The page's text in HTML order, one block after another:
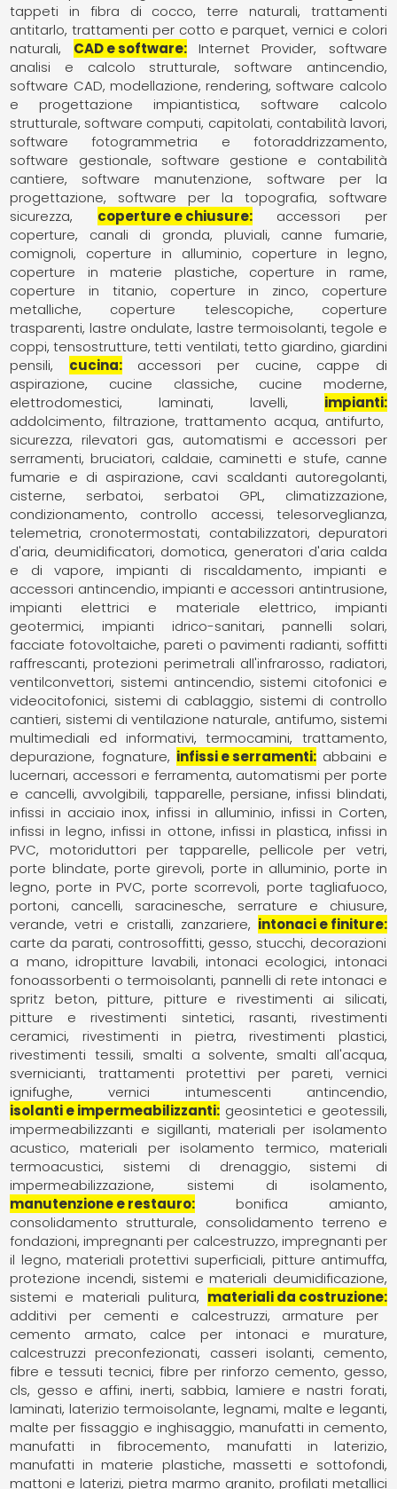
tappeti in fibra di cocco
terre naturali
trattamenti
antitarlo trattamenti per cotto e parquet vernici e colori
naturali
CAD e software Internet Provider
software
analisi e calcolo strutturale
software antincendio
software CAD, modellazione, rendering software calcolo
e progettazione impiantistica
software calcolo
strutturale software computi, capitolati, contabilità lavori
software fotogrammetria e fotoraddrizzamento
software gestionale
software gestione e contabilità
cantiere
software manutenzione
software per la
progettazione
software per la topografia
software
sicurezza
coperture e chiusure
accessori per
coperture
canali di gronda, pluviali
canne fumarie,
comignoli
coperture in alluminio
coperture in legno
coperture in materie plastiche
coperture in rame
coperture in titanio
coperture in zinco
coperture
metalliche
coperture telescopiche
coperture
trasparenti lastre ondulate lastre termoisolanti tegole e
coppi tensostrutture tetti ventilati tetto giardino, giardini
pensili
cucina accessori per cucine
cappe di
aspirazione
cucine classiche
cucine moderne
elettrodomestici
laminati lavelli
impianti
addolcimento, filtrazione, trattamento acqua antifurto,
sicurezza, rilevatori gas
automatismi e accessori per
serramenti bruciatori caldaie caminetti e stufe canne
fumarie e di aspirazione
cavi scaldanti autoregolanti
cisterne, serbatoi, serbatoi GPL
climatizzazione,
condizionamento
controllo accessi, telesorveglianza,
telemetria
cronotermostati, contabilizzatori
depuratori
d'aria deumidificatori domotica generatori d'aria calda
e di vapore
impianti di riscaldamento
impianti e
accessori antincendio impianti e accessori antintrusione
impianti elettrici e materiale elettrico
impianti
geotermici
impianti idrico-sanitari
pannelli solari,
facciate fotovoltaiche pareti o pavimenti radianti, soffitti
raffrescanti protezioni perimetrali all'infrarosso radiatori,
ventilconvettori sistemi antincendio sistemi citofonici e
videocitofonici sistemi di cablaggio sistemi di controllo
cantieri sistemi di ventilazione naturale, antifumo sistemi
multimediali ed informativi
termocamini
trattamento,
depurazione, fognature infissi e serramenti abbaini e
lucernari accessori e ferramenta automatismi per porte
e cancelli avvolgibili, tapparelle, persiane infissi blindati
infissi in acciaio inox infissi in alluminio infissi in Corten
infissi in legno infissi in ottone infissi in plastica infissi in
PVC
motoriduttori per tapparelle
pellicole per vetri
porte blindate porte girevoli porte in alluminio porte in
legno porte in PVC porte scorrevoli porte tagliafuoco
portoni, cancelli, saracinesche
serrature e chiusure
verande vetri e cristalli zanzariere
intonaci e finiture
carte da parati controsoffitti gesso, stucchi, decorazioni
a mano idropitture lavabili intonaci ecologici intonaci
fonoassorbenti o termoisolanti pannelli di rete intonaci e
spritz beton
pitture
pitture e rivestimenti ai silicati
pitture e rivestimenti sintetici
rasanti
rivestimenti
ceramici
rivestimenti in pietra
rivestimenti plastici
rivestimenti tessili
smalti a solvente
smalti all'acqua
svernicianti
trattamenti protettivi per pareti
vernici
ignifughe
vernici intumescenti antincendio
isolanti e impermeabilizzanti geosintetici e geotessili
impermeabilizzanti e sigillanti materiali per isolamento
acustico
materiali per isolamento termico
materiali
termoacustici
sistemi di drenaggio
sistemi di
impermeabilizzazione
sistemi di isolamento
manutenzione e restauro
bonifica amianto
consolidamento strutturale
consolidamento terreno e
fondazioni impregnanti per calcestruzzo impregnanti per
il legno materiali protettivi superficiali pitture antimuffa
protezione incendi sistemi e materiali deumidificazione
sistemi e materiali pulitura
materiali da costruzione
additivi per cementi e calcestruzzi
armature per
cemento armato
calce per intonaci e murature
calcestruzzi preconfezionati
casseri isolanti
cemento
fibre e tessuti tecnici fibre per rinforzo cemento, gesso,
cls gesso e affini inerti, sabbia lamiere e nastri forati
laminati laterizio termoisolante legnami malte e leganti
malte per fissaggio e inghisaggio manufatti in cemento
manufatti in fibrocemento
manufatti in laterizio
manufatti in materie plastiche
massetti e sottofondi
mattoni e laterizi pietra marmo granito profilati metallici